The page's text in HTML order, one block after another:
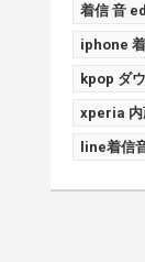
着信 音
iphone
kpop ダ
xperia 内
line着信